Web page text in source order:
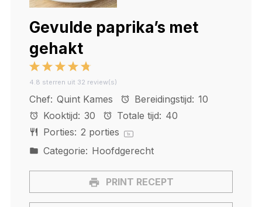
Gevulde paprika’s met
gehakt
5
Stars
4
Stars
3
Stars
2
Stars
1
Star
4.8 sterren uit 32 review(s)
Chef: Quint Kames Bereidingstijd: 10
Kooktijd: 30 Totale tijd: 40
Porties: 2 porties 1x
Categorie: Hoofdgerecht
PRINT RECEPT